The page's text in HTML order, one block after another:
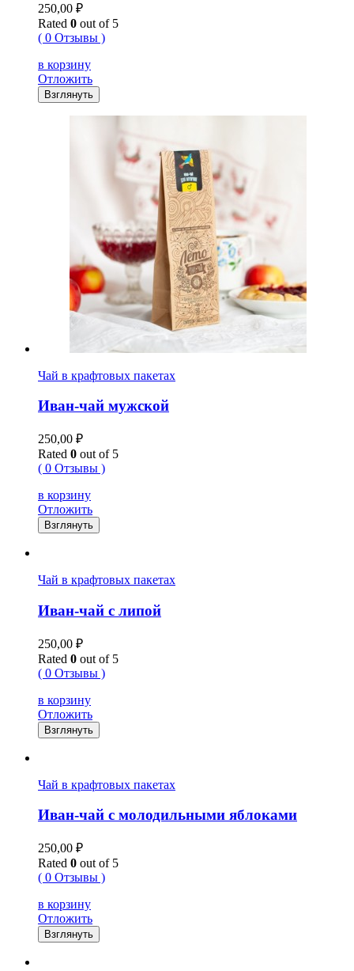
250,00 ₽
Rated 0 out of 5
( 0 Отзывы )
в корзину
Отложить
Взглянуть
Чай в крафтовых пакетах
Иван-чай мужской
250,00 ₽
Rated 0 out of 5
( 0 Отзывы )
в корзину
Отложить
Взглянуть
Чай в крафтовых пакетах
Иван-чай с липой
250,00 ₽
Rated 0 out of 5
( 0 Отзывы )
в корзину
Отложить
Взглянуть
Чай в крафтовых пакетах
Иван-чай с молодильными яблоками
250,00 ₽
Rated 0 out of 5
( 0 Отзывы )
в корзину
Отложить
Взглянуть